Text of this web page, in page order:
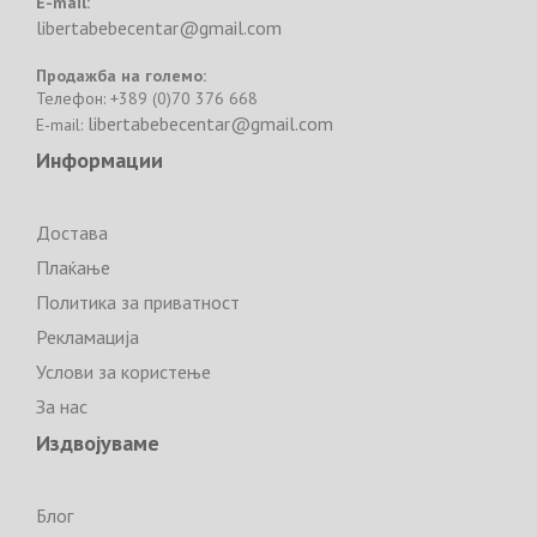
libertabebecentar@gmail.com
Продажба на големо:
Телефон: +389 (0)70 376 668
E-mail: libertabebecentar@gmail.com
Информации
Достава
Плаќање
Политика за приватност
Рекламација
Услови за користење
За нас
Издвојуваме
Блог